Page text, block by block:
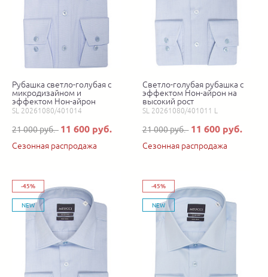
Рубашка светло-голубая с
микродизайном и
эффектом Нон-айрон
SL 20261080/401014
21 000 руб. 11 600 руб.
Сезонная распродажа
Светло-голубая рубашка с
эффектом Нон-айрон на
высокий рост
SL 20261080/401011 L
21 000 руб. 11 600 руб.
Сезонная распродажа
-45%
NEW
-45%
NEW